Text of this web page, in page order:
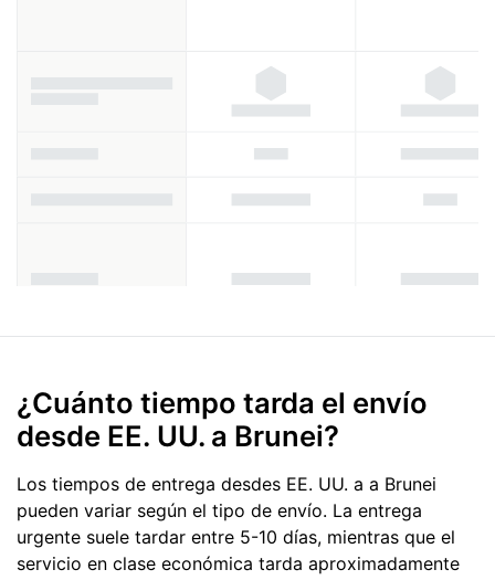
¿Cuánto tiempo tarda el envío
desde EE. UU. a Brunei?
Los tiempos de entrega desdes EE. UU. a a Brunei
pueden variar según el tipo de envío. La entrega
urgente suele tardar entre 5-10 días, mientras que el
servicio en clase económica tarda aproximadamente